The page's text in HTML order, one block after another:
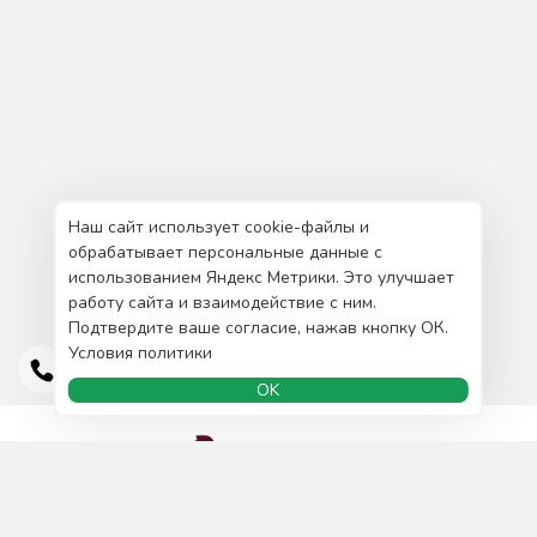
Наш сайт использует cookie-файлы и
обрабатывает персональные данные с
использованием Яндекс Метрики. Это улучшает
работу сайта и взаимодействие с ним.
Подтвердите ваше согласие, нажав кнопку ОК.
Условия политики
OK